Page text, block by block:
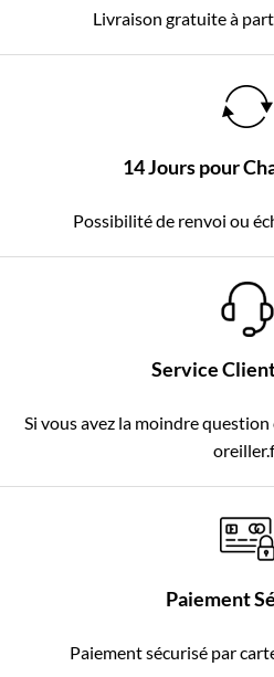
Livraison gratuite à
14 Jours pour
Possibilité de renvoi ou
Service
Si vous avez la moindre
Paiement
Paiement sécurisé par